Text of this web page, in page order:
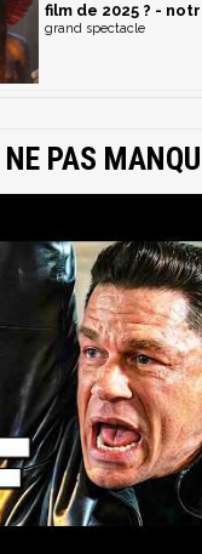
film de 2025 ? -
grand spectacle
PAS